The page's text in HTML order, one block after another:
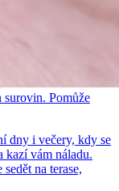
Pomůže
dny i večery, kdy se
kazí vám náladu.
na terase,